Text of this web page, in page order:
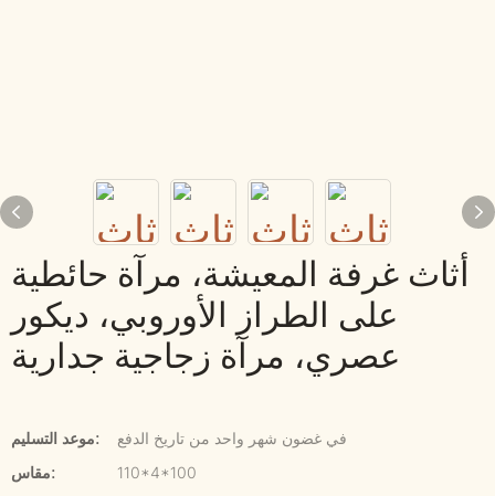
أثاث غرفة المعيشة، مرآة حائطية
على الطراز الأوروبي، ديكور
عصري، مرآة زجاجية جدارية
موعد التسليم:
في غضون شهر واحد من تاريخ الدفع
مقاس:
110*4*100